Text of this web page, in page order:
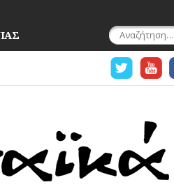
Αναζήτηση
για: